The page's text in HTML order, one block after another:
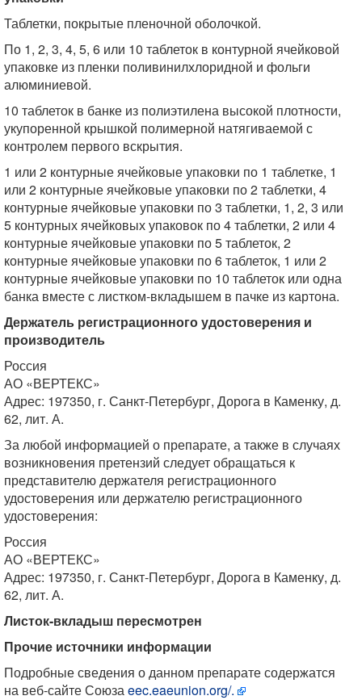
Таблетки, покрытые пленочной оболочкой.
По 1, 2, 3, 4, 5, 6 или 10 таблеток в контурной ячейковой
упаковке из пленки поливинилхлоридной и фольги
алюминиевой.
10 таблеток в банке из полиэтилена высокой плотности,
укупоренной крышкой полимерной натягиваемой с
контролем первого вскрытия.
1 или 2 контурные ячейковые упаковки по 1 таблетке, 1
или 2 контурные ячейковые упаковки по 2 таблетки, 4
контурные ячейковые упаковки по 3 таблетки, 1, 2, 3 или
5 контурных ячейковых упаковок по 4 таблетки, 2 или 4
контурные ячейковые упаковки по 5 таблеток, 2
контурные ячейковые упаковки по 6 таблеток, 1 или 2
контурные ячейковые упаковки по 10 таблеток или одна
банка вместе с листком-вкладышем в пачке из картона.
Держатель регистрационного удостоверения и
производитель
Россия
АО «ВЕРТЕКС»
Адрес: 197350, г. Санкт-Петербург, Дорога в Каменку, д.
62, лит. А.
За любой информацией о препарате, а также в случаях
возникновения претензий следует обращаться к
представителю держателя регистрационного
удостоверения или держателю регистрационного
удостоверения:
Россия
АО «ВЕРТЕКС»
Адрес: 197350, г. Санкт-Петербург, Дорога в Каменку, д.
62, лит. А.
Листок-вкладыш пересмотрен
Прочие источники информации
Подробные сведения о данном препарате содержатся
на веб-сайте Союзаeec.eaeunion.org/.